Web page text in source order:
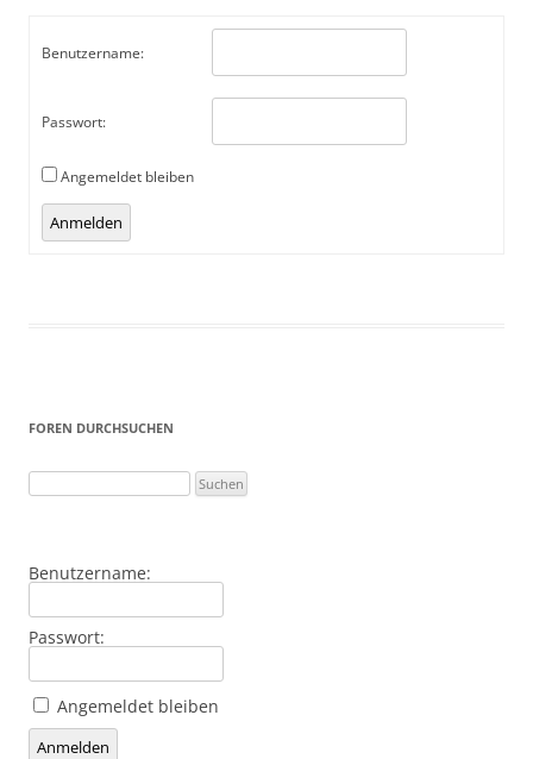
Benutzername:
Passwort:
Angemeldet bleiben
Alternative:
Anmelden
FOREN DURCHSUCHEN
Benutzername:
Passwort:
Angemeldet bleiben
Alternative:
Anmelden